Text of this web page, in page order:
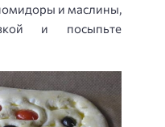
и маслины,
и посыпьте